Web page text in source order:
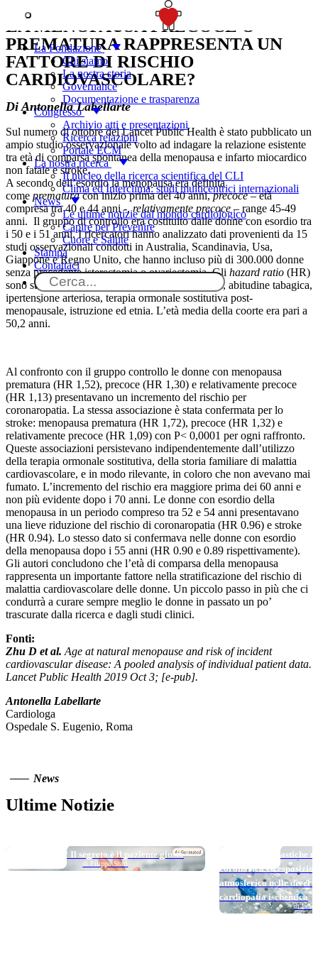
La Fondazione
Chi siamo
La nostra storia
Governance
Documentazione e trasparenza
Congresso
Archivio atti e presentazioni
Ricerca relazioni
Portale ECM
La nostra ricerca
Il nucleo della ricerca scientifica del CLI
Clima ed Interclima: studi multicentrici internazionali
News
Le ultime notizie dal mondo cardiologico
Capire per Prevenire
Cuore e Salute
Stampa
Contattaci
LA MENOPAUSA PRECOCE O
PREMATURA RAPPRESENTA UN
FATTORE DI RISCHIO
CARDIOVASCOLARE?
Di Antonella Labellarte
Sul numero di ottobre del Lancet Public Health è stato pubblicato un
ampio studio osservazionale volto ad indagare la relazione esistente
tra età di comparsa spontanea della menopausa e infarto miocardico
non fatale e stroke.
A secondo dell’esordio la menopausa era definita
come prematuracon inizio prima dei 40 anni,precoce– età
compresa tra 40 e 44 anni -,relativamente precoce – range 45-49
anni. Il gruppo di controllo era costituito dalle donne con esordio tra
i 50 e i 51 anni. I ricercatori hanno analizzato dati provenienti da 15
studi osservazionali condotti in Australia, Scandinavia, Usa,
Giappone e Regno Unito, che hanno incluso più di 300.000 donne
senza precedente isterectomia o ovariectomia. Gli hazard ratio (HR)
sono stati aggiustati per indice di massa corporea, abitudine tabagica,
ipertensione arteriosa, terapia ormonale sostitutiva post-
menopausale, istruzione ed etnia. L’età media della coorte era pari a
50,2 anni.
Al confronto con il gruppo controllo le donne con menopausa
prematura (HR 1,52), precoce (HR 1,30) e relativamente precoce
(HR 1,13) presentavano un incremento del rischio per
coronaropatia. La stessa associazione è stata confermata per lo
stroke: menopausa prematura (HR 1,72), precoce (HR 1,32) e
relativamente precoce (HR 1,09) con P< 0,0001 per ogni raffronto.
Queste associazioni persistevano indipendentemente dall’utilizzo
della terapia ormonale sostitutiva, della storia familiare di malattia
cardiovascolare, e in modo rilevante, in coloro che non avevano mai
fumato. L’incremento del rischio era maggiore prima dei 60 anni e
non più evidente dopo i 70 anni. Le donne con esordio della
menopausa in un periodo compreso tra 52 e 54 anni presentavano
una lieve riduzione del rischio di coronaropatia (HR 0.96) e stroke
(HR 0.94). Lo stesso dato si confermava nelle donne con esordio
della menopausa dopo i 55 anni (HR 0.90 e 0.89 rispettivamente).
Gli autori concludono che l’età di comparsa della menopausa
rappresenta un importante fattore nella stratificazione del rischio di
malattia cardiovascolare delle donne. Un piccolo passo in più che ci
condurrà a curare sempre meglio le donne in passato un po’
trascurate dalla ricerca e dagli studi clinici.
Fonti:
Zhu D et al. Age at natural menopause and risk of incident
cardiovascular disease: A pooled analysis of individual patient data.
Lancet Public Health 2019 Oct 3; [e-pub].
Antonella Labellarte
Cardiologa
Ospedale S. Eugenio, Roma
News
Ultime Notizie
Long DAPT…? Il segreto è il paziente giusto
di Filippo Stazi
Micro e nanoplastiche
coronarica ed
atmosferico nelle
cardiopatia ischemica
di